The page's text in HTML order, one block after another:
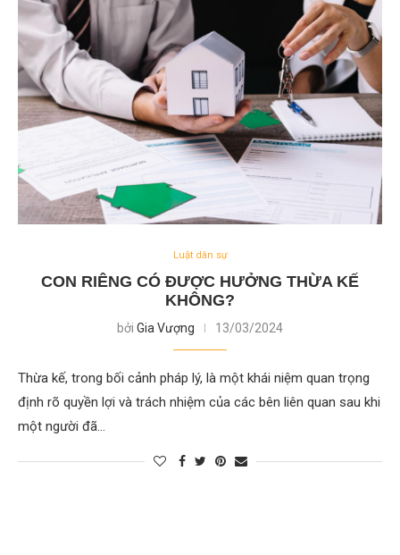
Luật dân sự
CON RIÊNG CÓ ĐƯỢC HƯỞNG THỪA KẾ
KHÔNG?
bởi Gia Vượng 13/03/2024
Thừa kế, trong bối cảnh pháp lý, là một khái niệm quan trọng
định rõ quyền lợi và trách nhiệm của các bên liên quan sau khi
một người đã…